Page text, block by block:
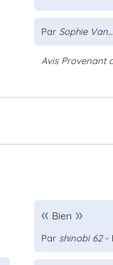
Par Sophie Van...
Avis Provenant
Bien
Par shinobi 62-